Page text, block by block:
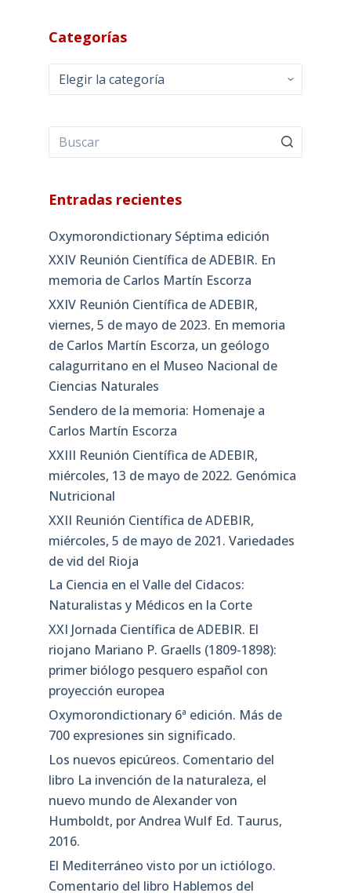
Categorías
Categorías
Entradas recientes
Oxymorondictionary Séptima edición
XXIV Reunión Científica de ADEBIR. En
memoria de Carlos Martín Escorza
XXIV Reunión Científica de ADEBIR,
viernes, 5 de mayo de 2023. En memoria
de Carlos Martín Escorza, un geólogo
calagurritano en el Museo Nacional de
Ciencias Naturales
Sendero de la memoria: Homenaje a
Carlos Martín Escorza
XXIII Reunión Científica de ADEBIR,
miércoles, 13 de mayo de 2022. Genómica
Nutricional
XXII Reunión Científica de ADEBIR,
miércoles, 5 de mayo de 2021. Variedades
de vid del Rioja
La Ciencia en el Valle del Cidacos:
Naturalistas y Médicos en la Corte
XXI Jornada Científica de ADEBIR. El
riojano Mariano P. Graells (1809-1898):
primer biólogo pesquero español con
proyección europea
Oxymorondictionary 6ª edición. Más de
700 expresiones sin significado.
Los nuevos epicúreos. Comentario del
libro La invención de la naturaleza, el
nuevo mundo de Alexander von
Humboldt, por Andrea Wulf Ed. Taurus,
2016.
El Mediterráneo visto por un ictiólogo.
Comentario del libro Hablemos del